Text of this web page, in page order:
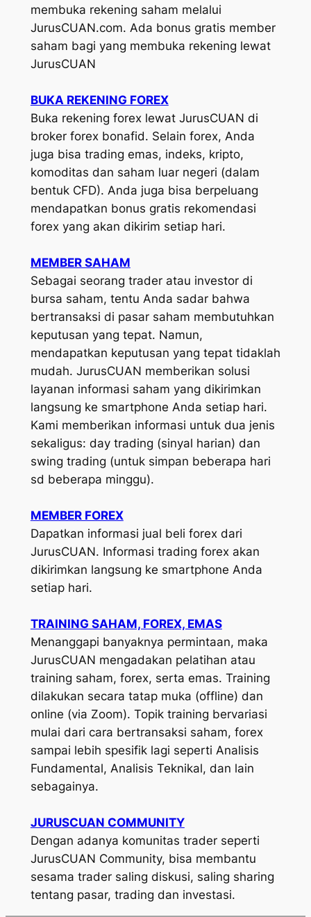
membuka rekening saham melalui
JurusCUAN.com. Ada bonus gratis member
saham bagi yang membuka rekening lewat
JurusCUAN
BUKA REKENING FOREX
Buka rekening forex lewat JurusCUAN di
broker forex bonafid. Selain forex, Anda
juga bisa trading emas, indeks, kripto,
komoditas dan saham luar negeri (dalam
bentuk CFD). Anda juga bisa berpeluang
mendapatkan bonus gratis rekomendasi
forex yang akan dikirim setiap hari.
MEMBER SAHAM
Sebagai seorang trader atau investor di
bursa saham, tentu Anda sadar bahwa
bertransaksi di pasar saham membutuhkan
keputusan yang tepat. Namun,
mendapatkan keputusan yang tepat tidaklah
mudah. JurusCUAN memberikan solusi
layanan informasi saham yang dikirimkan
langsung ke smartphone Anda setiap hari.
Kami memberikan informasi untuk dua jenis
sekaligus: day trading (sinyal harian) dan
swing trading (untuk simpan beberapa hari
sd beberapa minggu).
MEMBER FOREX
Dapatkan informasi jual beli forex dari
JurusCUAN. Informasi trading forex akan
dikirimkan langsung ke smartphone Anda
setiap hari.
TRAINING SAHAM, FOREX, EMAS
Menanggapi banyaknya permintaan, maka
JurusCUAN mengadakan pelatihan atau
training saham, forex, serta emas. Training
dilakukan secara tatap muka (offline) dan
online (via Zoom). Topik training bervariasi
mulai dari cara bertransaksi saham, forex
sampai lebih spesifik lagi seperti Analisis
Fundamental, Analisis Teknikal, dan lain
sebagainya.
JURUSCUAN COMMUNITY
Dengan adanya komunitas trader seperti
JurusCUAN Community, bisa membantu
sesama trader saling diskusi, saling sharing
tentang pasar, trading dan investasi.